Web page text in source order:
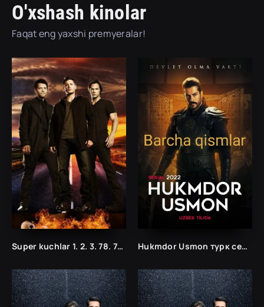
O'xshash kinolar
Faqat eng yaxshi premyeralar!
Super kuchlar 1. 2. 3. 78. 79. 80. 81. 82. 83. 84. 85. 86. 87. 88. 89. 90. 91. 92. 93. 94. 95 Qism Uzbek tilida Tarjima Serial Hukmdor Usmon турк сериали ўзбек тилида барча қисмлар